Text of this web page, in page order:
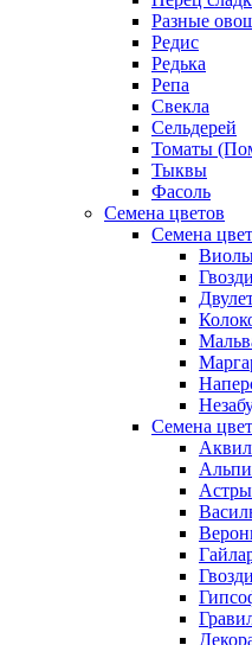
Разные
Редис
Редька
Репа
Свекла
Сельдерей
Томаты
Тыквы
Фасоль
Семена цветов
Семена
Семена